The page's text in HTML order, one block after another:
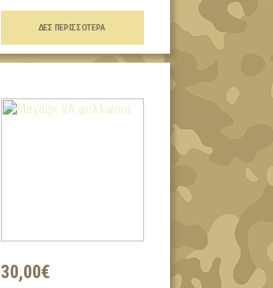
ΔΕΣ ΠΕΡΙΣΣΌΤΕΡΑ
30,00€